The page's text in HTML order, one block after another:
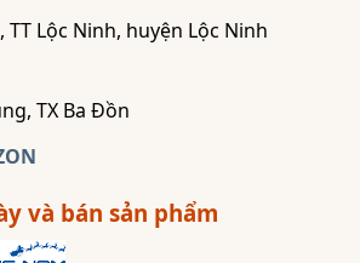
TT Lộc Ninh, huyện Lộc Ninh
TX Ba Đồn
và bán sản phẩm